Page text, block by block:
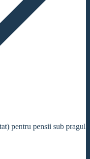
pentru pensii sub pragul